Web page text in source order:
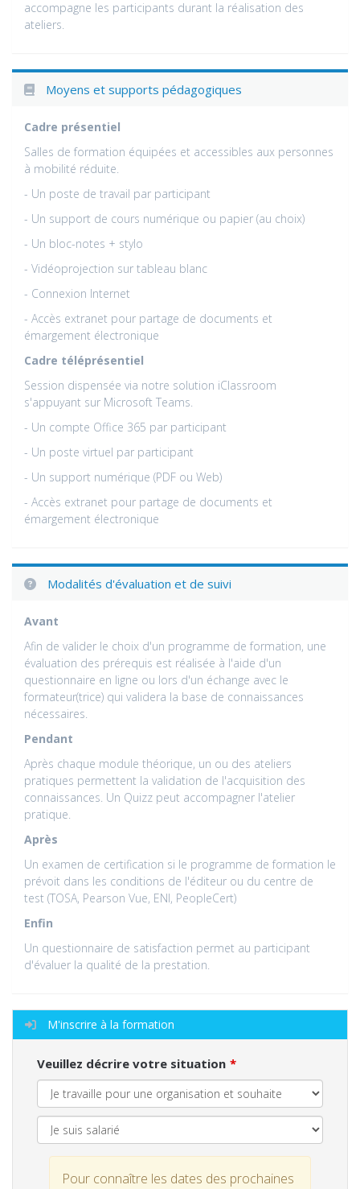
accompagne les participants durant la réalisation des
ateliers.
Moyens et supports pédagogiques
Cadre présentiel
Salles de formation équipées et accessibles aux personnes
à mobilité réduite.
- Un poste de travail par participant
- Un support de cours numérique ou papier (au choix)
- Un bloc-notes + stylo
- Vidéoprojection sur tableau blanc
- Connexion Internet
- Accès extranet pour partage de documents et
émargement électronique
Cadre téléprésentiel
Session dispensée via notre solution iClassroom
s'appuyant sur Microsoft Teams.
- Un compte Office 365 par participant
- Un poste virtuel par participant
- Un support numérique (PDF ou Web)
- Accès extranet pour partage de documents et
émargement électronique
Modalités d'évaluation et de suivi
Avant
Afin de valider le choix d'un programme de formation, une
évaluation des prérequis est réalisée à l'aide d'un
questionnaire en ligne ou lors d'un échange avec le
formateur(trice) qui validera la base de connaissances
nécessaires.
Pendant
Après chaque module théorique, un ou des ateliers
pratiques permettent la validation de l'acquisition des
connaissances. Un Quizz peut accompagner l'atelier
pratique.
Après
Un examen de certification si le programme de formation le
prévoit dans les conditions de l'éditeur ou du centre de
test (TOSA, Pearson Vue, ENI, PeopleCert)
Enfin
Un questionnaire de satisfaction permet au participant
d'évaluer la qualité de la prestation.
M'inscrire à la formation
Veuillez décrire votre situation
Pour connaître les dates des prochaines